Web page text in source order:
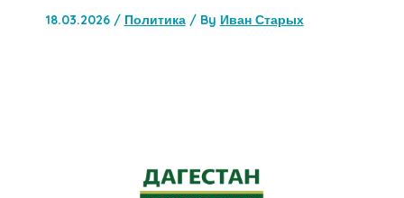
18.03.2026 / Политика/ By Иван Старых